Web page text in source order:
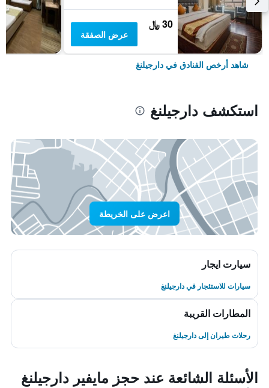
30 ﷼
عرض الصفقة
شاهد أرخص الفنادق في دارجيلنغ
استكشف دارجيلنغ
اعرض على الخريطة
سيارت ايجار
سيارات للاستئجار في دارجيلنغ
المطارات القريبة
رحلات طيران إلى دارجيلنغ
الأسئلة الشائعة عند حجز مايفير دارجيلنغ